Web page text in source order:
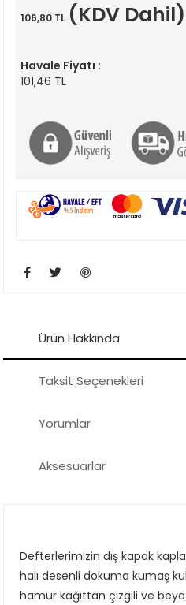
106,80 TL (KDV Dahil)
Havale Fiyatı :
101,46 TL
Ürün Hakkında
Taksit Seçenekleri
Yorumlar
Aksesuarlar
Defterlerimizin dış kapak
halı desenli dokuma kumaş
hamur kağıttan çizgili ve